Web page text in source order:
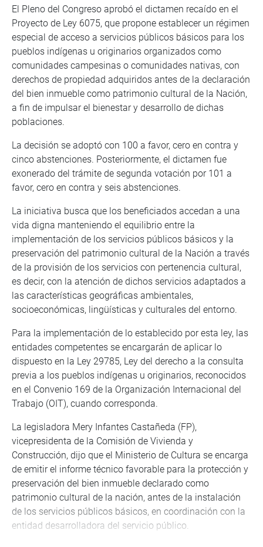
El Pleno del Congreso aprobó el dictamen recaído en el
Proyecto de Ley 6075, que propone establecer un régimen
especial de acceso a servicios públicos básicos para los
pueblos indígenas u originarios organizados como
comunidades campesinas o comunidades nativas, con
derechos de propiedad adquiridos antes de la declaración
del bien inmueble como patrimonio cultural de la Nación,
a fin de impulsar el bienestar y desarrollo de dichas
poblaciones.
La decisión se adoptó con 100 a favor, cero en contra y
cinco abstenciones. Posteriormente, el dictamen fue
exonerado del trámite de segunda votación por 101 a
favor, cero en contra y seis abstenciones.
La iniciativa busca que los beneficiados accedan a una
vida digna manteniendo el equilibrio entre la
implementación de los servicios públicos básicos y la
preservación del patrimonio cultural de la Nación a través
de la provisión de los servicios con pertenencia cultural,
es decir, con la atención de dichos servicios adaptados a
las características geográficas ambientales,
socioeconómicas, lingüísticas y culturales del entorno.
Para la implementación de lo establecido por esta ley, las
entidades competentes se encargarán de aplicar lo
dispuesto en la Ley 29785, Ley del derecho a la consulta
previa a los pueblos indígenas u originarios, reconocidos
en el Convenio 169 de la Organización Internacional del
Trabajo (OIT), cuando corresponda.
La legisladora Mery Infantes Castañeda (FP),
vicepresidenta de la Comisión de Vivienda y
Construcción, dijo que el Ministerio de Cultura se encarga
de emitir el informe técnico favorable para la protección y
preservación del bien inmueble declarado como
patrimonio cultural de la nación, antes de la instalación
de los servicios públicos básicos, en coordinación con la
entidad desarrolladora del servicio público.